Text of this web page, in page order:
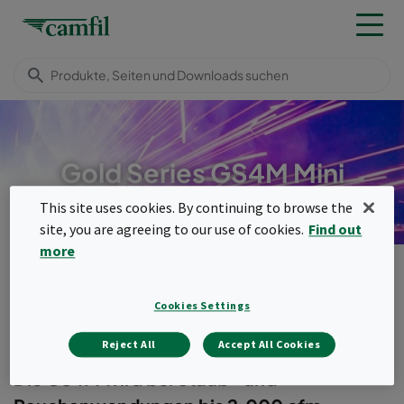
Gold Series GS4M Mini
Produkte
Gold Series GS4M Mini
This site uses cookies. By continuing to browse the
site, you are agreeing to our use of cookies. Find out
more
Cookies Settings
Reject All Accept All Cookies